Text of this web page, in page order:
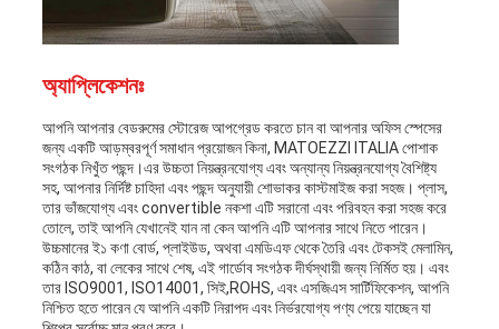
অ্যাপ্লিকেশনঃ
আপনি আপনার বেডরুমের স্টোরেজ আপগ্রেড করতে চান বা আপনার অফিস স্পেসের
জন্য একটি আড়ম্বরপূর্ণ সমাধান প্রয়োজন কিনা, MATOEZZI ITALIA পোশাক
সংগঠক নিখুঁত পছন্দ।এর উচ্চতা নিয়ন্ত্রনযোগ্য এবং অন্যান্য নিয়ন্ত্রনযোগ্য বৈশিষ্ট্য
সহ, আপনার নির্দিষ্ট চাহিদা এবং পছন্দ অনুযায়ী শোভাকর কাস্টমাইজ করা সহজ। প্লাস,
তার ভাঁজযোগ্য এবং convertible নকশা এটি সরানো এবং পরিবহন করা সহজ করে
তোলে, তাই আপনি যেখানেই যান না কেন আপনি এটি আপনার সাথে নিতে পারেন।
উচ্চমানের ই১ কণা বোর্ড, প্লাইউড, অথবা এমডিএফ থেকে তৈরি এবং টেকসই মেলামিন,
কঠিন কাঠ, বা লেকের সাথে শেষ, এই গার্ডোব সংগঠক দীর্ঘস্থায়ী জন্য নির্মিত হয়। এবং
তার ISO9001, ISO14001, সিই,ROHS, এবং এসজিএস সার্টিফিকেশন, আপনি
নিশ্চিত হতে পারেন যে আপনি একটি নিরাপদ এবং নির্ভরযোগ্য পণ্য পেয়ে যাচ্ছেন যা